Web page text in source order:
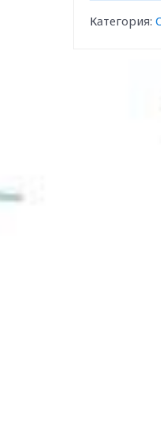
Категория: